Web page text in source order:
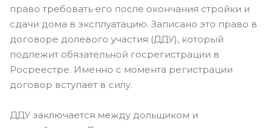
право требовать его после окончания стройки и
сдачи дома в эксплуатацию. Записано это право в
договоре долевого участия (ДДУ), который
подлежит обязательной госрегистрации в
Росреестре. Именно с момента регистрации
договор вступает в силу.
ДДУ заключается между дольщиком и